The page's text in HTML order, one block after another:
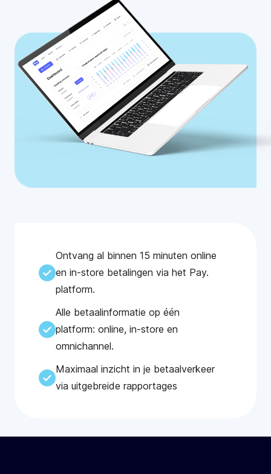
Ontvang al binnen 15 minuten online
en in-store betalingen via het Pay.
platform.
Alle betaalinformatie op één
platform: online, in-store en
omnichannel.
Maximaal inzicht in je betaalverkeer
via uitgebreide rapportages